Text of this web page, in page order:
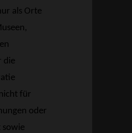
als Orte
die
für
oder
sowie